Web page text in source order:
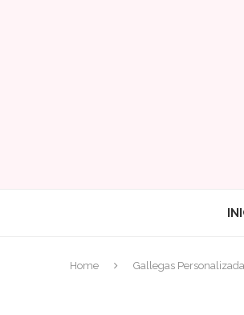
Home Gallegas